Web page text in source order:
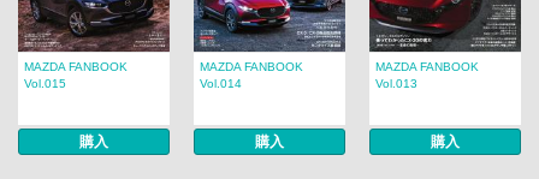
MAZDA FANBOOK
Vol.015
購入
MAZDA FANBOOK
Vol.014
購入
MAZDA FANBOOK
Vol.013
購入